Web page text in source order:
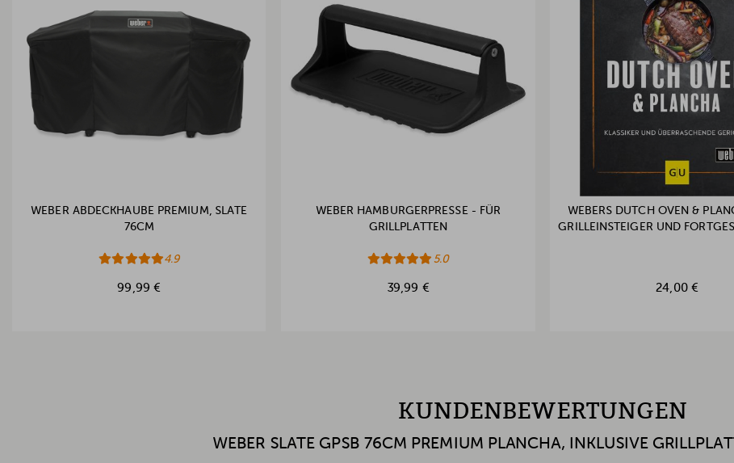
WEBER ABDECKHAUBE PREMIUM, SLATE
76CM
4.9
99,99 €
WEBER HAMBURGERPRESSE - FÜR
GRILLPLATTEN
5.0
39,99 €
WEBERS DUTCH OVEN &
GRILLEINSTEIGER UND
24,00 €
KUNDENBEWERTUNGEN
WEBER SLATE GPSB 76CM PREMIUM PLANCHA, INKLUSIVE